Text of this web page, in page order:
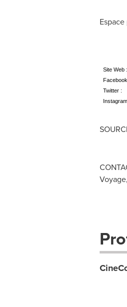
Site Web :
Twitter :